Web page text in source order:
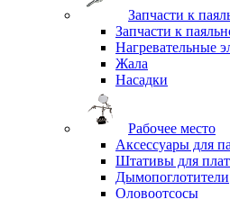
Запчасти к
Запчасти к
Нагревательные
Жала
Насадки
Рабочее место
Аксессуары для
Штативы для плат
Дымопоглотители
Оловоотсосы